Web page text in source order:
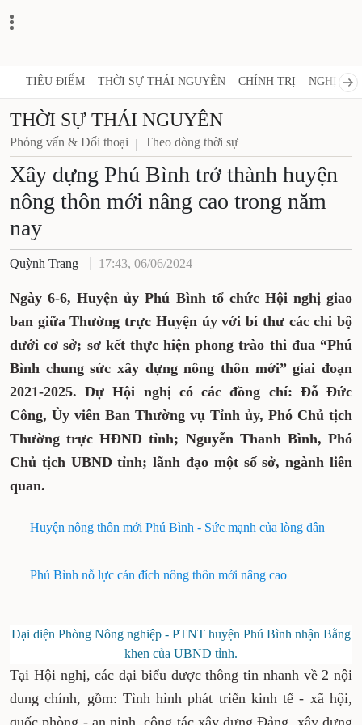
TIÊU ĐIỂM THỜI SỰ THÁI NGUYÊN CHÍNH TRỊ NGHỊ
THỜI SỰ THÁI NGUYÊN
Phỏng vấn & Đối thoại Theo dòng thời sự
Xây dựng Phú Bình trở thành huyện
nông thôn mới nâng cao trong năm
nay
Quỳnh Trang 17:43, 06/06/2024
Ngày 6-6, Huyện ủy Phú Bình tổ chức Hội nghị giao
ban giữa Thường trực Huyện ủy với bí thư các chi bộ
dưới cơ sở; sơ kết thực hiện phong trào thi đua “Phú
Bình chung sức xây dựng nông thôn mới” giai đoạn
2021-2025. Dự Hội nghị có các đồng chí: Đỗ Đức
Công, Ủy viên Ban Thường vụ Tỉnh ủy, Phó Chủ tịch
Thường trực HĐND tỉnh; Nguyễn Thanh Bình, Phó
Chủ tịch UBND tỉnh; lãnh đạo một số sở, ngành liên
quan.
Huyện nông thôn mới Phú Bình - Sức mạnh của lòng dân
Phú Bình nỗ lực cán đích nông thôn mới nâng cao
Đại diện Phòng Nông nghiệp - PTNT huyện Phú Bình nhận Bằng
khen của UBND tỉnh.
Tại Hội nghị, các đại biểu được thông tin nhanh về 2 nội
dung chính, gồm: Tình hình phát triển kinh tế - xã hội,
quốc phòng - an ninh, công tác xây dựng Đảng, xây dựng